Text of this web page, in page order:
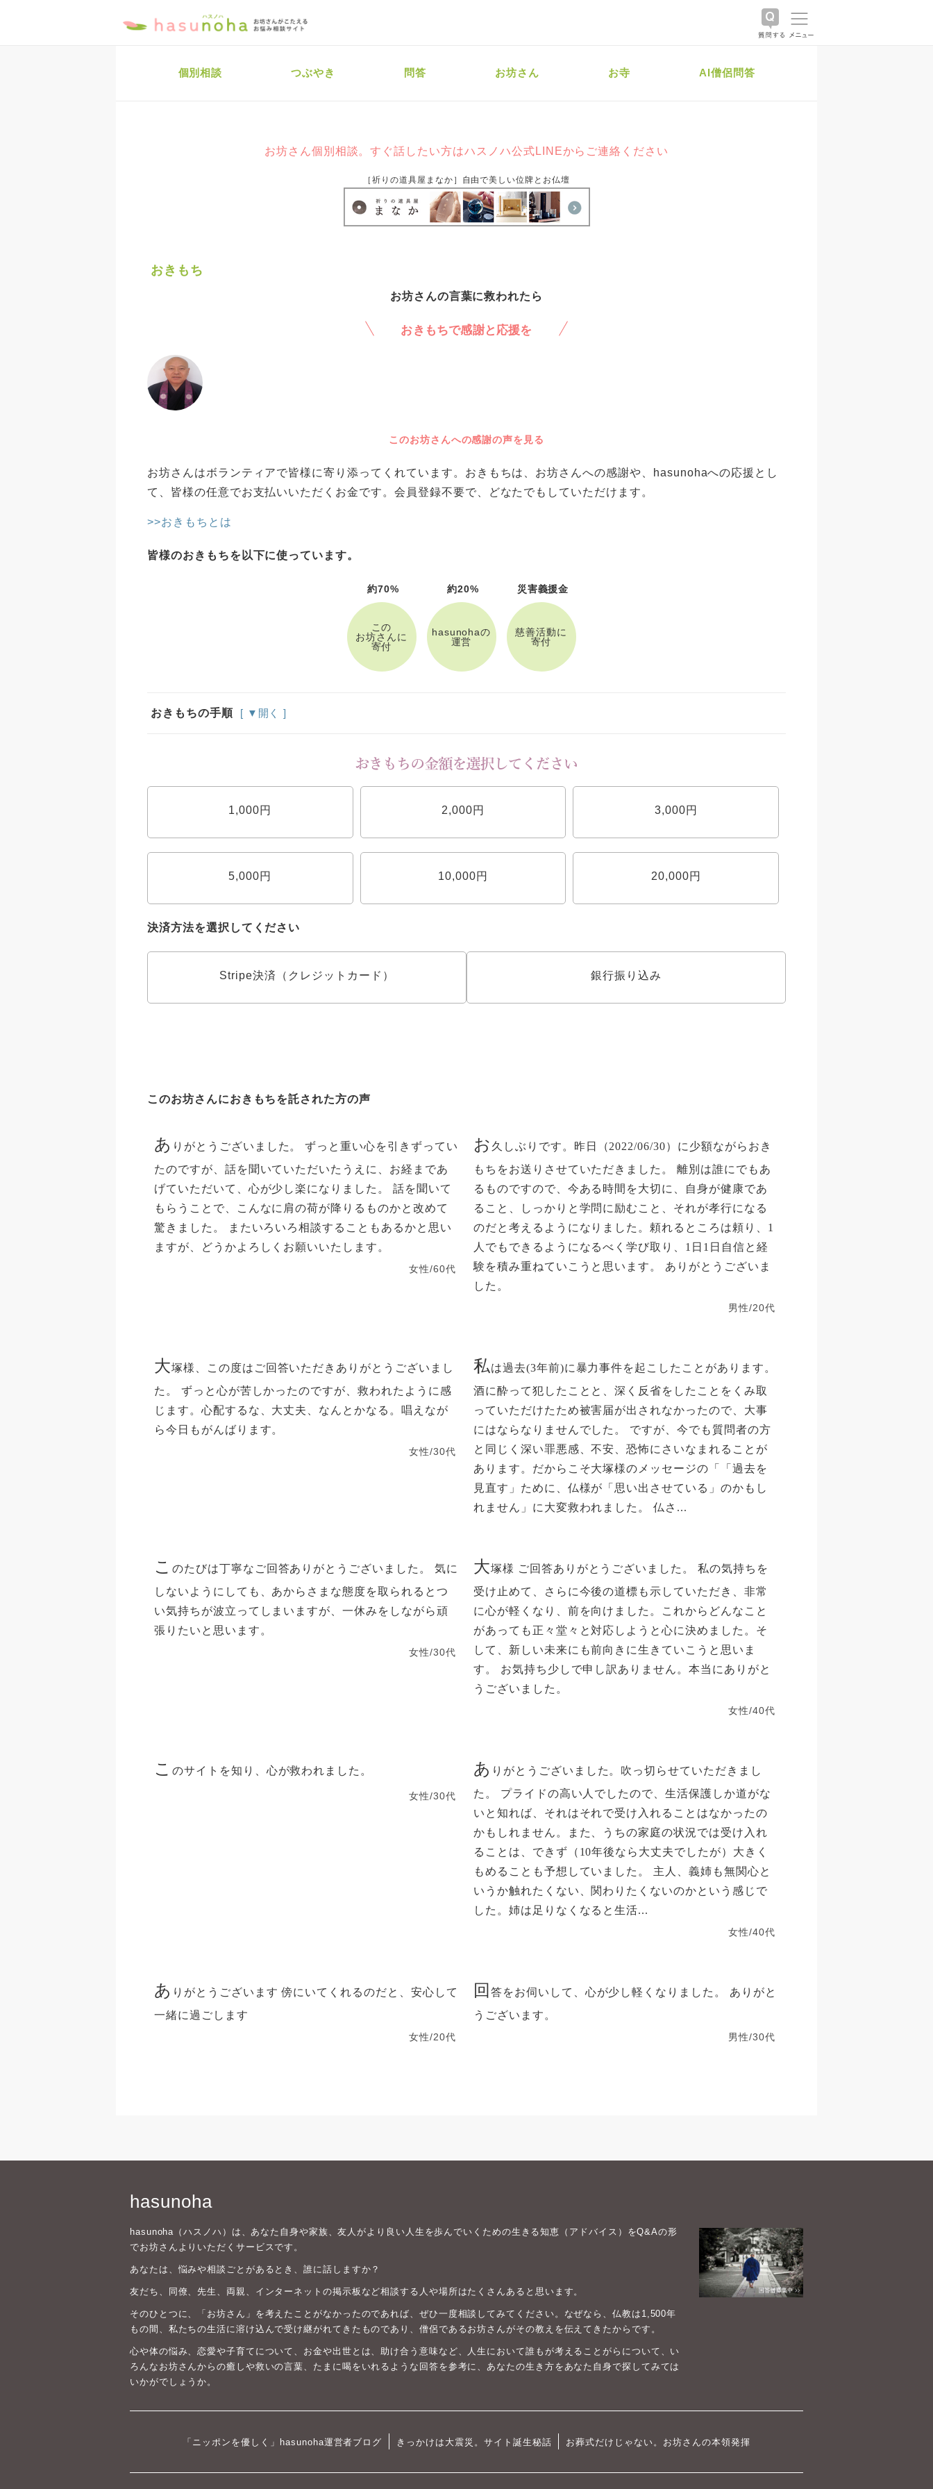
個別相談 つぶやき 問答 お坊さん お寺 AI僧侶問答
お坊さん個別相談。すぐ話したい方はハスノハ公式LINEからご連絡ください
［祈りの道具屋まなか］自由で美しい位牌とお仏壇
おきもち
お坊さんの言葉に救われたら
おきもちで感謝と応援を
このお坊さんへの感謝の声を見る
お坊さんはボランティアで皆様に寄り添ってくれています。おきもちは、お坊さんへの感謝や、hasunohaへの応援とし
て、皆様の任意でお支払いいただくお金です。会員登録不要で、どなたでもしていただけます。
>>おきもちとは
皆様のおきもちを以下に使っています。
約70%
この
お坊さんに
寄付
約20%
hasunohaの
運営
災害義援金
慈善活動に
寄付
おきもちの手順 [ ▼開く ]
1,000円 2,000円 3,000円
5,000円 10,000円 20,000円
決済方法を選択してください
Stripe決済（クレジットカード） 銀行振り込み
このお坊さんにおきもちを託された方の声
あ りがとうございました。 ずっと重い心を引きずってい
たのですが、話を聞いていただいたうえに、お経まであ
げていただいて、心が少し楽になりました。 話を聞いて
もらうことで、こんなに肩の荷が降りるものかと改めて
驚きました。 またいろいろ相談することもあるかと思い
ますが、どうかよろしくお願いいたします。
女性/60代
お 久しぶりです。昨日（2022/06/30）に少額ながらおき
もちをお送りさせていただきました。 離別は誰にでもあ
るものですので、今ある時間を大切に、自身が健康であ
ること、しっかりと学問に励むこと、それが孝行になる
のだと考えるようになりました。頼れるところは頼り、1
人でもできるようになるべく学び取り、1日1日自信と経
験を積み重ねていこうと思います。 ありがとうございま
した。
男性/20代
大塚様、この度はご回答いただきありがとうございまし
た。 ずっと心が苦しかったのですが、救われたように感
じます。心配するな、大丈夫、なんとかなる。唱えなが
ら今日もがんばります。
女性/30代
私は過去(3年前)に暴力事件を起こしたことがあります。
酒に酔って犯したことと、深く反省をしたことをくみ取
っていただけたため被害届が出されなかったので、大事
にはならなりませんでした。 ですが、今でも質問者の方
と同じく深い罪悪感、不安、恐怖にさいなまれることが
あります。だからこそ大塚様のメッセージの「「過去を
見直す」ために、仏様が「思い出させている」のかもし
れません」に大変救われました。 仏さ...
こ のたびは丁寧なご回答ありがとうございました。 気に
しないようにしても、あからさまな態度を取られるとつ
い気持ちが波立ってしまいますが、一休みをしながら頑
張りたいと思います。
女性/30代
大塚様 ご回答ありがとうございました。 私の気持ちを
受け止めて、さらに今後の道標も示していただき、非常
に心が軽くなり、前を向けました。これからどんなこと
があっても正々堂々と対応しようと心に決めました。そ
して、新しい未来にも前向きに生きていこうと思いま
す。 お気持ち少しで申し訳ありません。本当にありがと
うございました。
女性/40代
こ のサイトを知り、心が救われました。
女性/30代
あ りがとうございました。吹っ切らせていただきまし
た。 プライドの高い人でしたので、生活保護しか道がな
いと知れば、それはそれで受け入れることはなかったの
かもしれません。また、うちの家庭の状況では受け入れ
ることは、できず（10年後なら大丈夫でしたが）大きく
もめることも予想していました。 主人、義姉も無関心と
いうか触れたくない、関わりたくないのかという感じで
した。姉は足りなくなると生活...
女性/40代
あ りがとうございます 傍にいてくれるのだと、安心して
一緒に過ごします
女性/20代
回 答をお伺いして、心が少し軽くなりました。 ありがと
うございます。
男性/30代
hasunoha
hasunoha（ハスノハ）は、あなた自身や家族、友人がより良い人生を歩んでいくための生きる知恵（アドバイス）をQ&Aの形
でお坊さんよりいただくサービスです。
あなたは、悩みや相談ごとがあるとき、誰に話しますか？
友だち、同僚、先生、両親、インターネットの掲示板など相談する人や場所はたくさんあると思います。
そのひとつに、「お坊さん」を考えたことがなかったのであれば、ぜひ一度相談してみてください。なぜなら、仏教は1,500年
もの間、私たちの生活に溶け込んで受け継がれてきたものであり、僧侶であるお坊さんがその教えを伝えてきたからです。
心や体の悩み、恋愛や子育てについて、お金や出世とは、助け合う意味など、人生において誰もが考えることがらについて、い
ろんなお坊さんからの癒しや救いの言葉、たまに喝をいれるような回答を参考に、あなたの生き方をあなた自身で探してみては
いかがでしょうか。
「ニッポンを優しく」hasunoha運営者ブログ きっかけは大震災。サイト誕生秘話 お葬式だけじゃない。お坊さんの本領発揮